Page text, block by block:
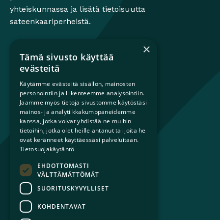
yhteiskunnassa ja lisätä tietoisuutta
sateenkaariperheistä.
Mikä on sateenkaariperhe?
Lapsiperheille
Ammattilaisille
Päättäjille
Ajankohtaista
Tilaa uutiskirje
Liity jäseneksi
Yhteystiedot
×
Tämä sivusto käyttää
evästeitä
Käytämme evästeitä sisällön, mainosten
personointiin ja liikenteemme analysointiin.
Jaamme myös tietoja sivustomme käytöstäsi
mainos- ja analytiikkakumppaneidemme
kanssa, jotka voivat yhdistää ne muihin
tietoihin, jotka olet heille antanut tai joita he
ovat keränneet käyttäessäsi palveluitaan.
Tietosuojakäytäntö
EHDOTTOMASTI
VÄLTTÄMÄTTÖMÄT
SUORITUSKYVYLLISET
KOHDENTAVAT